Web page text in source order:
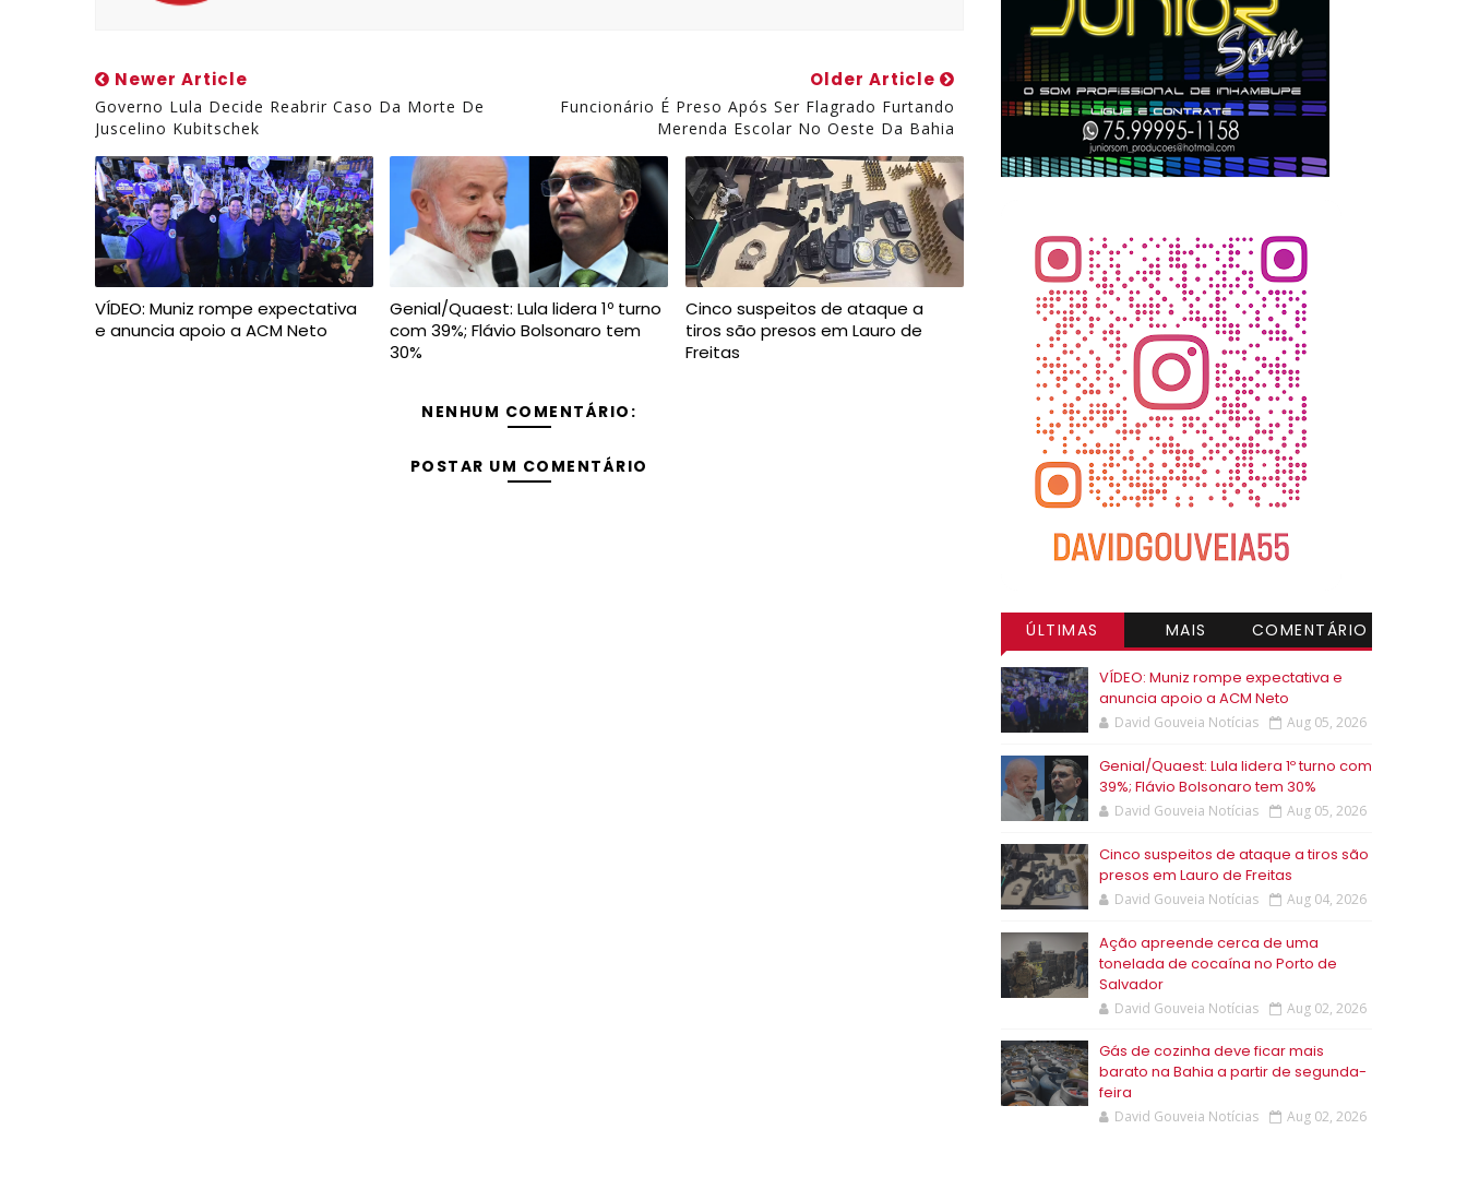
Newer Article
Governo Lula Decide Reabrir Caso Da Morte De
Juscelino Kubitschek
Older Article
Funcionário É Preso Após Ser Flagrado Furtando
Merenda Escolar No Oeste Da Bahia
VÍDEO: Muniz rompe expectativa
e anuncia apoio a ACM Neto
Genial/Quaest: Lula lidera 1º turno
com 39%; Flávio Bolsonaro tem
30%
Cinco suspeitos de ataque a
tiros são presos em Lauro de
Freitas
NENHUM COMENTÁRIO:
POSTAR UM COMENTÁRIO
ÚLTIMAS
MAIS
COMENTÁRIO
VÍDEO: Muniz rompe expectativa e
anuncia apoio a ACM Neto
David Gouveia Notícias Aug 05, 2026
Genial/Quaest: Lula lidera 1º turno com
39%; Flávio Bolsonaro tem 30%
David Gouveia Notícias Aug 05, 2026
Cinco suspeitos de ataque a tiros são
presos em Lauro de Freitas
David Gouveia Notícias Aug 04, 2026
Ação apreende cerca de uma
tonelada de cocaína no Porto de
Salvador
David Gouveia Notícias Aug 02, 2026
Gás de cozinha deve ficar mais
barato na Bahia a partir de segunda-
feira
David Gouveia Notícias Aug 02, 2026